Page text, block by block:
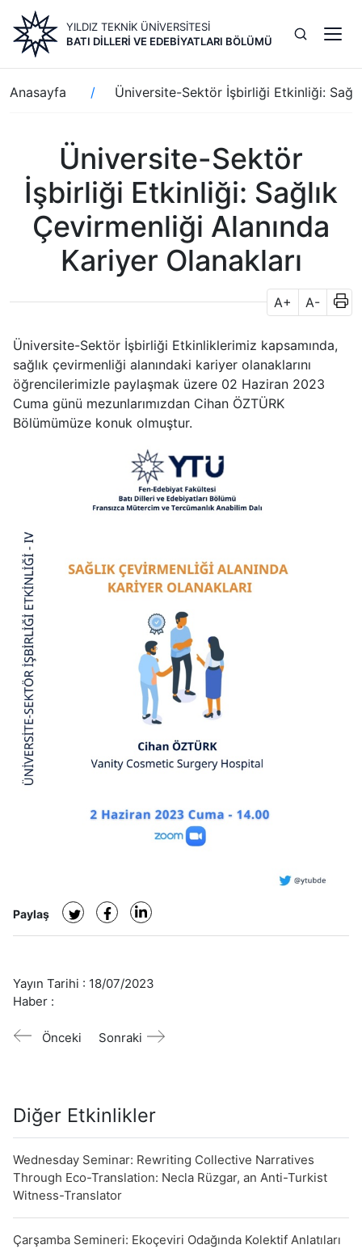
içeriğe
atla
YILDIZ TEKNİK ÜNİVERSİTESİ
BATI DILLERI VE EDEBIYATLARI BÖLÜMÜ
Sayfa
yolu
Anasayfa Üniversite-Sektör İşbirliği Etkinliği:
Üniversite-Sektör
İşbirliği Etkinliği: Sağlık
Çevirmenliği Alanında
Kariyer Olanakları
A+ A-
Üniversite-Sektör İşbirliği Etkinliklerimiz kapsamında,
sağlık çevirmenliği alanındaki kariyer olanaklarını
öğrencilerimizle paylaşmak üzere 02 Haziran 2023
Cuma günü mezunlarımızdan Cihan ÖZTÜRK
Bölümümüze konuk olmuştur.
Paylaş
Yayın Tarihi : 18/07/2023
Haber :
Önceki Sonraki
Diğer Etkinlikler
Wednesday Seminar: Rewriting Collective Narratives
Through Eco-Translation: Necla Rüzgar, an Anti-Turkist
Witness-Translator
Çarşamba Semineri: Ekoçeviri Odağında Kolektif Anlatıları